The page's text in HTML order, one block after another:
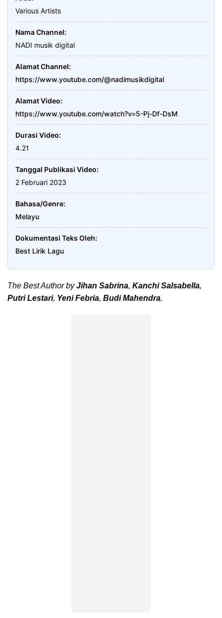
Various Artists
Nama Channel
NADI musik digital
Alamat Channel
https://www.youtube.com/@nadimusikdigital
Alamat Video
https://www.youtube.com/watch?v=5-Pj-Df-DsM
Durasi Video
4.21
Tanggal Publikasi Video
2 Februari 2023
Bahasa/Genre
Melayu
Dokumentasi Teks Oleh
Best Lirik Lagu
The Best Author byJihan Sabrina, Kanchi Salsabella,
Putri Lestari, Yeni Febria, Budi Mahendra.